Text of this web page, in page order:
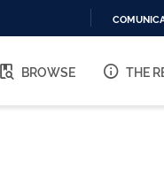
O
BROWSE THE